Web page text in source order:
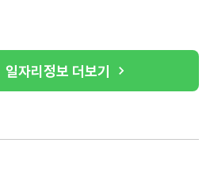
일자리정보 더보기